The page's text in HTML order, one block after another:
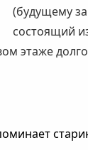
(будущему
состоящий
этаже